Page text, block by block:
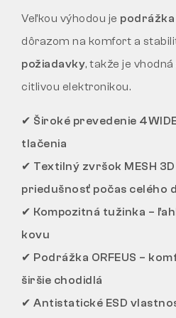
Veľkou výhodou je podrážka
dôrazom na komfort a
požiadavky, takže je vhodná
citlivou elektronikou.
✔ Široké prevedenie
tlačenia
✔ Textilný zvršok MESH
priedušnosť počas celého
✔ Kompozitná tužinka –
kovu
✔ Podrážka ORFEUS –
širšie chodidlá
✔ Antistatické ESD